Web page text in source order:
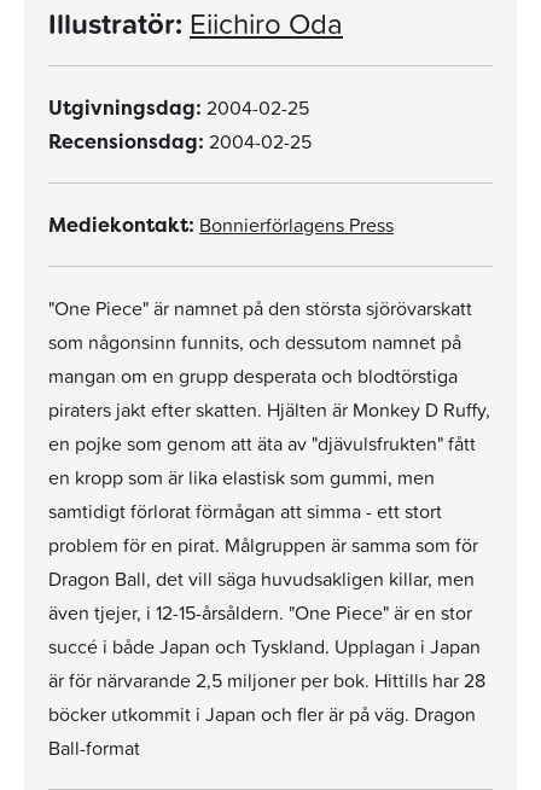
Illustratör: Eiichiro Oda
Utgivningsdag: 2004-02-25
Recensionsdag: 2004-02-25
Mediekontakt: Bonnierförlagens Press
"One Piece" är namnet på den största sjörövarskatt
som någonsinn funnits, och dessutom namnet på
mangan om en grupp desperata och blodtörstiga
piraters jakt efter skatten. Hjälten är Monkey D Ruffy,
en pojke som genom att äta av "djävulsfrukten" fått
en kropp som är lika elastisk som gummi, men
samtidigt förlorat förmågan att simma - ett stort
problem för en pirat. Målgruppen är samma som för
Dragon Ball, det vill säga huvudsakligen killar, men
även tjejer, i 12-15-årsåldern. "One Piece" är en stor
succé i både Japan och Tyskland. Upplagan i Japan
är för närvarande 2,5 miljoner per bok. Hittills har 28
böcker utkommit i Japan och fler är på väg. Dragon
Ball-format